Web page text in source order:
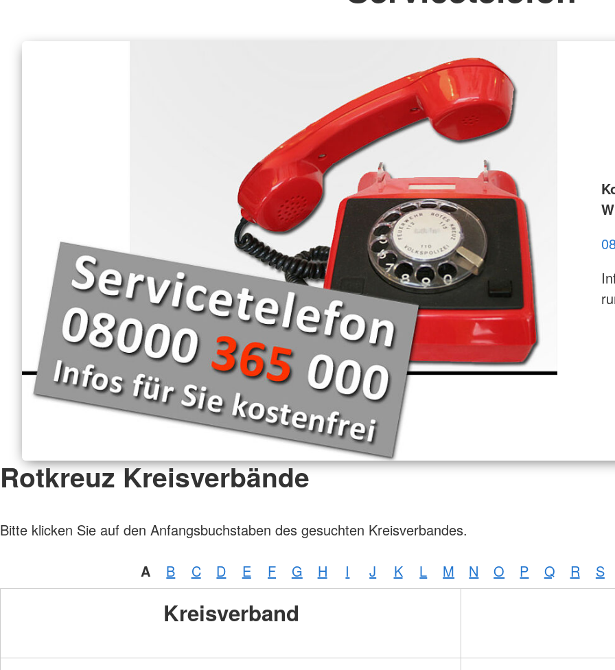
Rotkreuz Kreisverbände
Bitte klicken Sie auf den Anfangsbuchstaben des gesuchten Kreisverbandes.
A B C D E F G H I J K L M N O P Q R S
Kreisverband